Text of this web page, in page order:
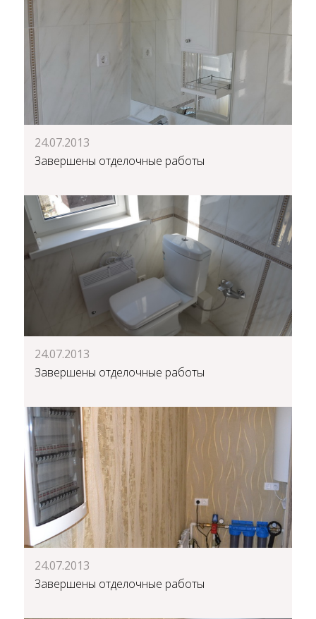
24.07.2013
Завершены отделочные работы
24.07.2013
Завершены отделочные работы
24.07.2013
Завершены отделочные работы